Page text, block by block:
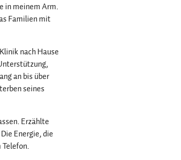
in meinem Arm.
Familien mit
nach Hause
an bis über
seines
Erzählte
Energie, die